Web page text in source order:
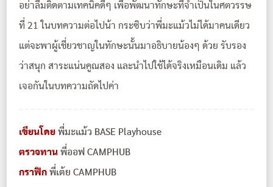
อย่าลืมติดตามเทคนิคดีๆ เพื่อพัฒนาทักษะที่จำเป็นในศตวรรษ
ที่ 21 ในบทความต่อไปน้า กระซิบว่าพี่มะแม้วไม่ได้มาคนเดียว
แต่จะพาผู้เชี่ยวชาญในทักษะนั้นมาอธิบายน้องๆ ด้วย รับรอง
ว่าสนุก สาระแน่นคูณสอง และนำไปใช้ได้จริงเหมือนเดิม แล้ว
เจอกันในบทความถัดไปค่า
เขียนโดย พี่มะแม้ว BASE Playhouse
ตรวจทาน พี่ออฟ CAMPHUB
กราฟิก พี่เต้ย CAMPHUB